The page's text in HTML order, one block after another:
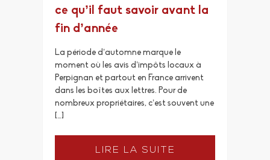
ce qu’il faut savoir avant la
fin d’année
La période d’automne marque le
moment où les avis d’impôts locaux à
Perpignan et partout en France arrivent
dans les boîtes aux lettres. Pour de
nombreux propriétaires, c’est souvent une
[…]
LIRE LA SUITE